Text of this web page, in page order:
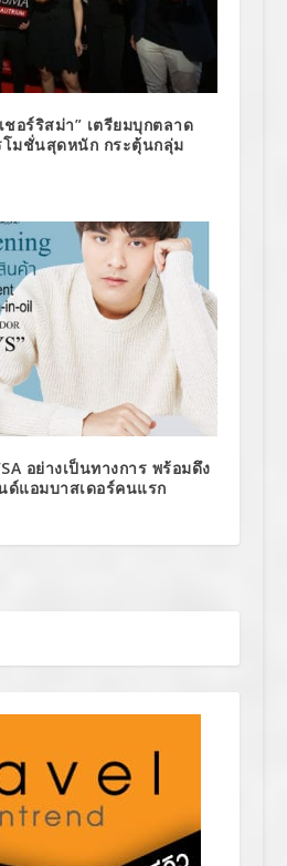
ชอร์ริสม่า” เตรียมบุกตลาด
โมชั่นสุดหนัก กระตุ้นกลุ่ม
อย่างเป็นทางการ พร้อมดึง
ด์แอมบาสเดอร์คนแรก